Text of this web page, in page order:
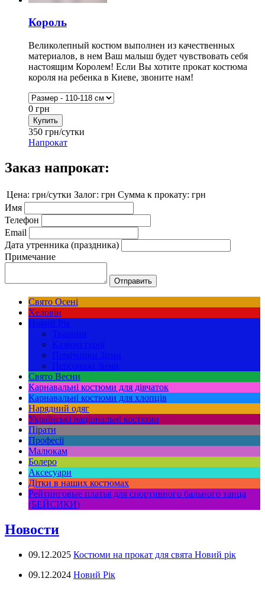
Король
Великолепный костюм выполнен из качественных
материалов, в нем Ваш малыш будет чувствовать себя
настоящим Королем! Если Вы хотите прокат костюма
короля на ребенка в Киеве, звоните нам!
0 грн
350 грн/сутки
Напрокат
Заказ напрокат:
Цена: грн/сутки Залог: грн Сумма к прокату: грн
Имя
Телефон
Email
Дата утренника (праздника)
Примечание
Свято Осені
Хеловін
Свято Весни
Карнавальні костюми для дівчаток
Карнавальні костюми для хлопців
Нарядний одяг
Українські національні костюми
Пірати
Професії
Малюкам
Болеро
Аксесуари
Дітки в наших костюмах
Рейтинговые платья для спортивного бального танца
(БЕЙСИКИ)
Новости
09.12.2025 Костюми на прокат для свята Новий рік
09.12.2024 Новий Рік